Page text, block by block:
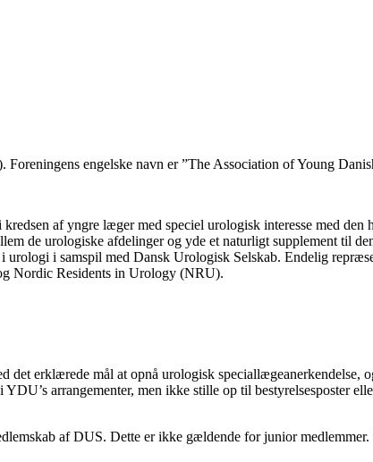
engelske navn er ”The Association of Young
af yngre læger med speciel urologisk interesse med
de urologiske afdelinger og yde et naturligt supplement til
urologi i samspil med Dansk Urologisk Selskab. Endelig
Nordic Residents in Urology (NRU).
det erklærede mål at opnå urologisk
arrangementer, men ikke stille op til bestyrelsesposter
af DUS. Dette er ikke gældende for junior